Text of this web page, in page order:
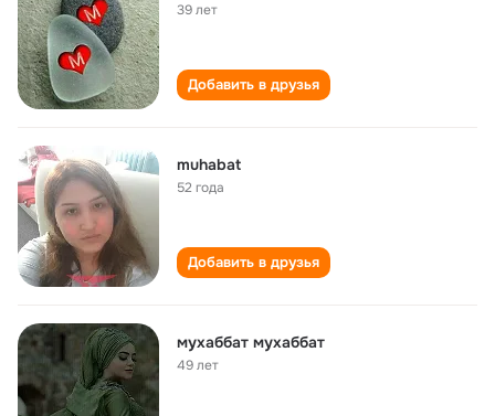
39 лет
Добавить в друзья
muhabat
52 года
Добавить в друзья
мухаббат мухаббат
49 лет